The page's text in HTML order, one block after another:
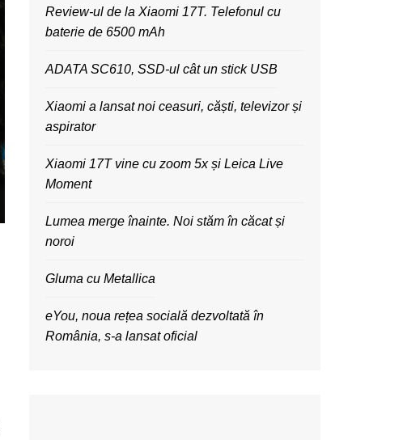
Review-ul de la Xiaomi 17T. Telefonul cu
baterie de 6500 mAh
ADATA SC610, SSD-ul cât un stick USB
Xiaomi a lansat noi ceasuri, căști, televizor și
aspirator
Xiaomi 17T vine cu zoom 5x și Leica Live
Moment
Lumea merge înainte. Noi stăm în căcat și
noroi
Gluma cu Metallica
eYou, noua rețea socială dezvoltată în
România, s-a lansat oficial